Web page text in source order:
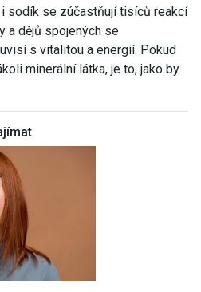
i sodík se zúčastňují tisíců reakcí
a dějů spojených se
s vitalitou a energií. Pokud
minerální látka, je to, jako by